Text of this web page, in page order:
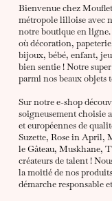
Bienvenue chez
métropole lilloise avec
notre boutique en ligne.
où décoration,
bijoux, bébé, enfant,
bien sentie ! Notre
parmi nos beaux objets
Sur notre e-shop
soigneusement choisie
et européennes de
Suzette, Rose in April,
le Gâteau, Muskhane,
créateurs de talent !
la moitié de nos
démarche responsable